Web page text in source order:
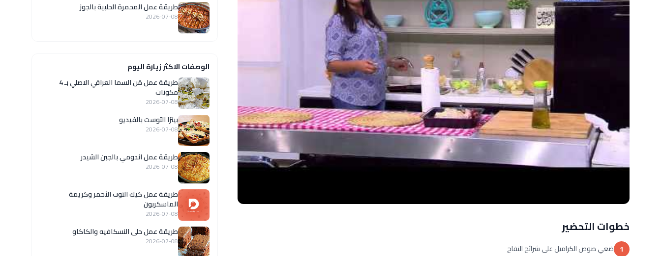
خطوات التحضير
1 ضعي صوص الكراميل على شرائح التفاح
طريقة عمل المحمرة الحلبية بالجوز
2026-07-08
الوصفات الاكثر زيارة اليوم
طريقة عمل مَن السما العراقي الاصلي بـ 4
مكونات
2026-07-08
بيتزا التوست بالفيديو
2026-07-08
طريقة عمل اندومي بالجبن الشيدر
2026-07-08
طريقة عمل كيك التوت الأحمر وكريمة
الماسكربون
2026-07-08
طريقة عمل حلى النسكافيه والكاكاو
2026-07-08